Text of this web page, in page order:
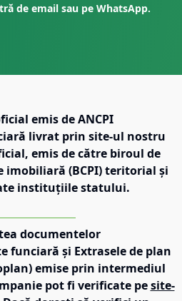
de email sau pe WhatsApp.
emis de ANCPI
livrat prin site-ul nostru
emis de către biroul de
(BCPI) teritorial și
instituțiile statului.
documentelor
funciară și Extrasele de plan
emise prin intermediul
pot fi verificate pe site-